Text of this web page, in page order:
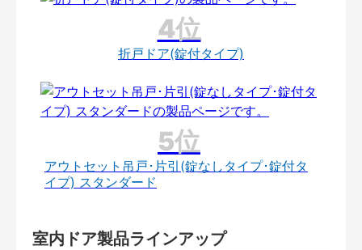
折戸ドア(錠付タイプ)
アウトセット吊戸･片引(錠なしタイプ･錠付タ
イプ) スタンダード
室内ドア製品ラインアップ